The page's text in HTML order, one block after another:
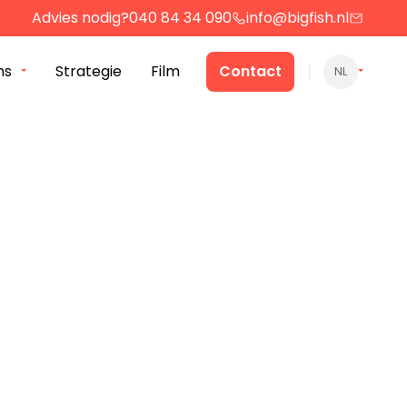
Advies nodig?040 84 34 090 info@bigfish.nl
Strategie Film Contact NL